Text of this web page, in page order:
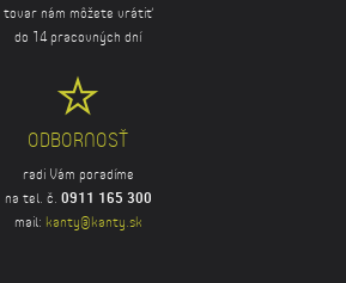
tovar nám môžete vrátiť
do 14 pracovných dní
ODBORNOSŤ
radi Vám poradíme
na tel. č. 0911 165 300
mail: kanty@kanty.sk